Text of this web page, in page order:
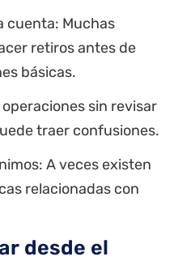
cuenta: Muchas
retiros antes de
básicas.
sin revisar
traer confusiones.
A veces existen
relacionadas con
desde el